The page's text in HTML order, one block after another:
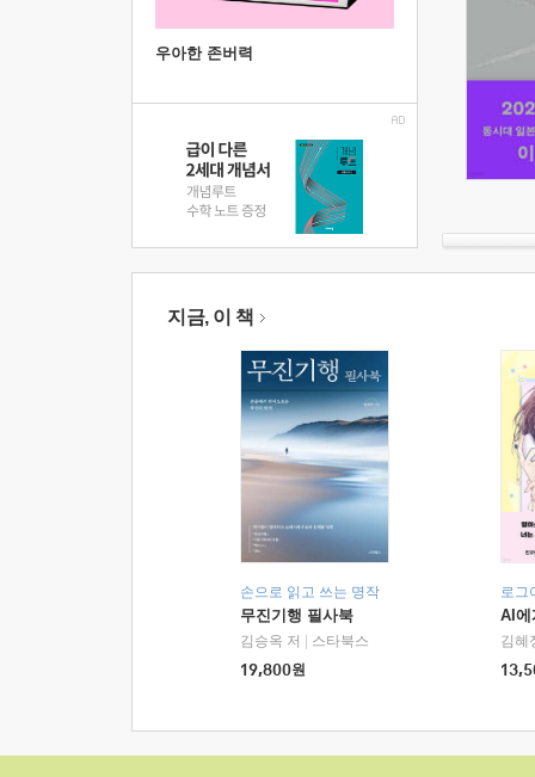
우아한 존버력
지금, 이 책
손으로 읽고 쓰는 명작
무진기행 필사북
김승옥 저
스타북스
19,800원
로그
AI에
김혜